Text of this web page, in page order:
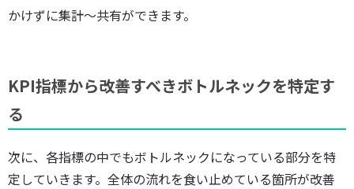
かけずに集計〜共有ができます。
KPI指標から改善すべきボトルネックを特定す
る
次に、各指標の中でもボトルネックになっている部分を特
定していきます。全体の流れを食い止めている箇所が改善